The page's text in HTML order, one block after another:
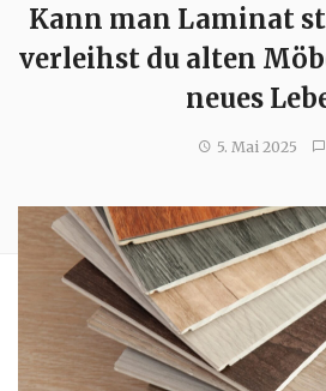
Kann man Laminat
verleihst du alten
neues
5. Mai 2025